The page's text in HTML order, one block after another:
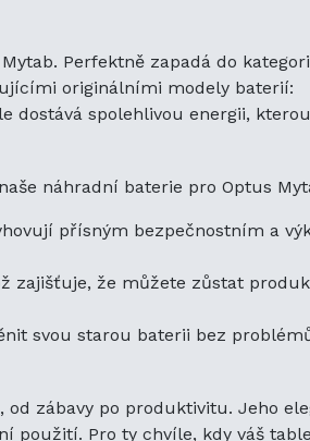
instalaci, baterie zajišťuje, že
tablet, který vyhovuje
z něj činí spolehlivé
baterii, která zajistí, že
a udržujte ho v chodu s
Perfektně zapadá do
originálními modely baterií:
dostává spolehlivou energii,
náhradní baterie pro Optus
přísným bezpečnostním a
zajišťuje, že můžete zůstat
svou starou baterii bez
zábavy po produktivitu. Jeho
použití. Pro ty chvíle, kdy váš